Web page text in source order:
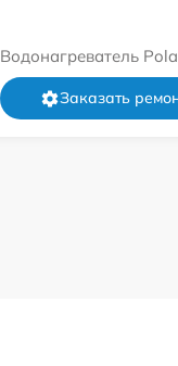
Водонагреватель
Заказать